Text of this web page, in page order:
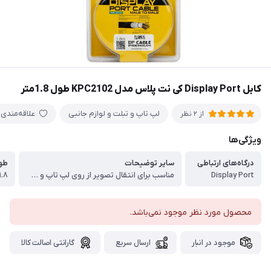
کابل Display Port کی نت پلاس مدل KPC2102 طول 1.8متر
از 2 نظر لپ تاپ و تبلت و لوازم جانبی علاقه‌مندی
ویژگی‌ها
درگاه‌های ارتباطی
Display Port
سایر توضیحات
مناسب برای انتقال تصویر از روی لپ تاپ و … بر روی نمایشگر تلویزیون ، طول کابل 1٫8 متر و کانکتور های فلزی مقاوم، پشتیبانی از کیفیت 4K Ultra HD و 3D ، نوع کانکتور Display، کابل با خاصیت انعطاف پذیری بالا و روکش از جنس PVC با کیفیت
۱.۸ متر
محصول مورد نظر موجود نمی‌باشد.
موجود در انبار ارسال سریع گارانتی اصالت کالا